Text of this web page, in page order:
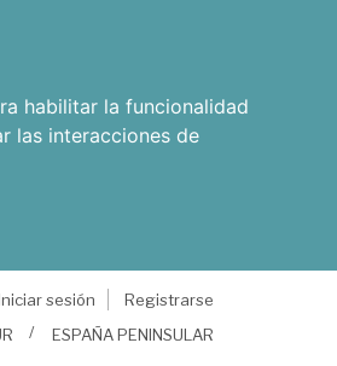
habilitar la funcionalidad
las interacciones de
sesión
Registrarse
ESPAÑA PENINSULAR